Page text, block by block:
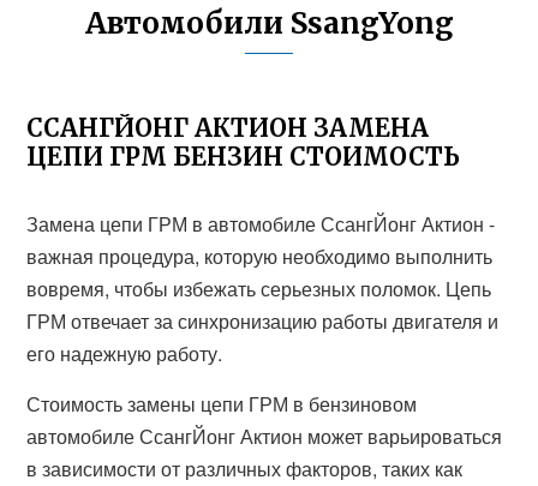
Автомобили SsangYong
ССАНГЙОНГ АКТИОН ЗАМЕНА
ЦЕПИ ГРМ БЕНЗИН СТОИМОСТЬ
Замена цепи ГРМ в автомобиле СсангЙонг Актион -
важная процедура, которую необходимо выполнить
вовремя, чтобы избежать серьезных поломок. Цепь
ГРМ отвечает за синхронизацию работы двигателя и
его надежную работу.
Стоимость замены цепи ГРМ в бензиновом
автомобиле СсангЙонг Актион может варьироваться
в зависимости от различных факторов, таких как